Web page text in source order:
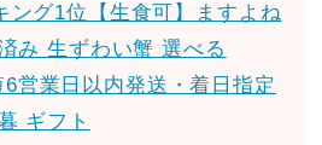
ング1位【生食可】ますよね
み 生ずわい蟹 選べる
営業日以内発送・着日指定
ギフト